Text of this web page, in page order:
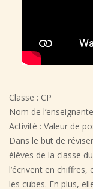
Classe : CP
Nom de
Activité : Valeur de
Dans le but de
élèves de la classe
l’écrivent en
les cubes. En plus,